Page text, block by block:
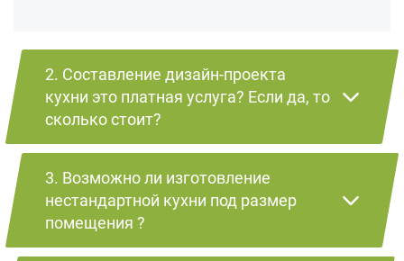
2. Составление дизайн-проекта
кухни это платная услуга? Если да, то
сколько стоит?
3. Возможно ли изготовление
нестандартной кухни под размер
помещения ?